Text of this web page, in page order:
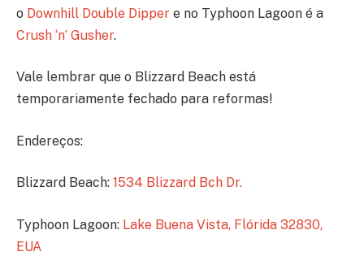
o Downhill Double Dipper e no Typhoon Lagoon é a
Crush ‘n’ Gusher.
Vale lembrar que o Blizzard Beach está
temporariamente fechado para reformas!
Endereços:
Blizzard Beach: 1534 Blizzard Bch Dr.
Typhoon Lagoon: Lake Buena Vista, Flórida 32830,
EUA